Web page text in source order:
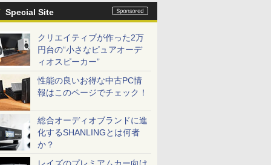
Special Site
クリエイティブが作った2万
円台の“小さなピュアオーデ
ィオスピーカー”
性能の良いお得な中古PC情
報はこのページでチェック！
総合オーディオブランドに進
化するSHANLINGとは何者
か？